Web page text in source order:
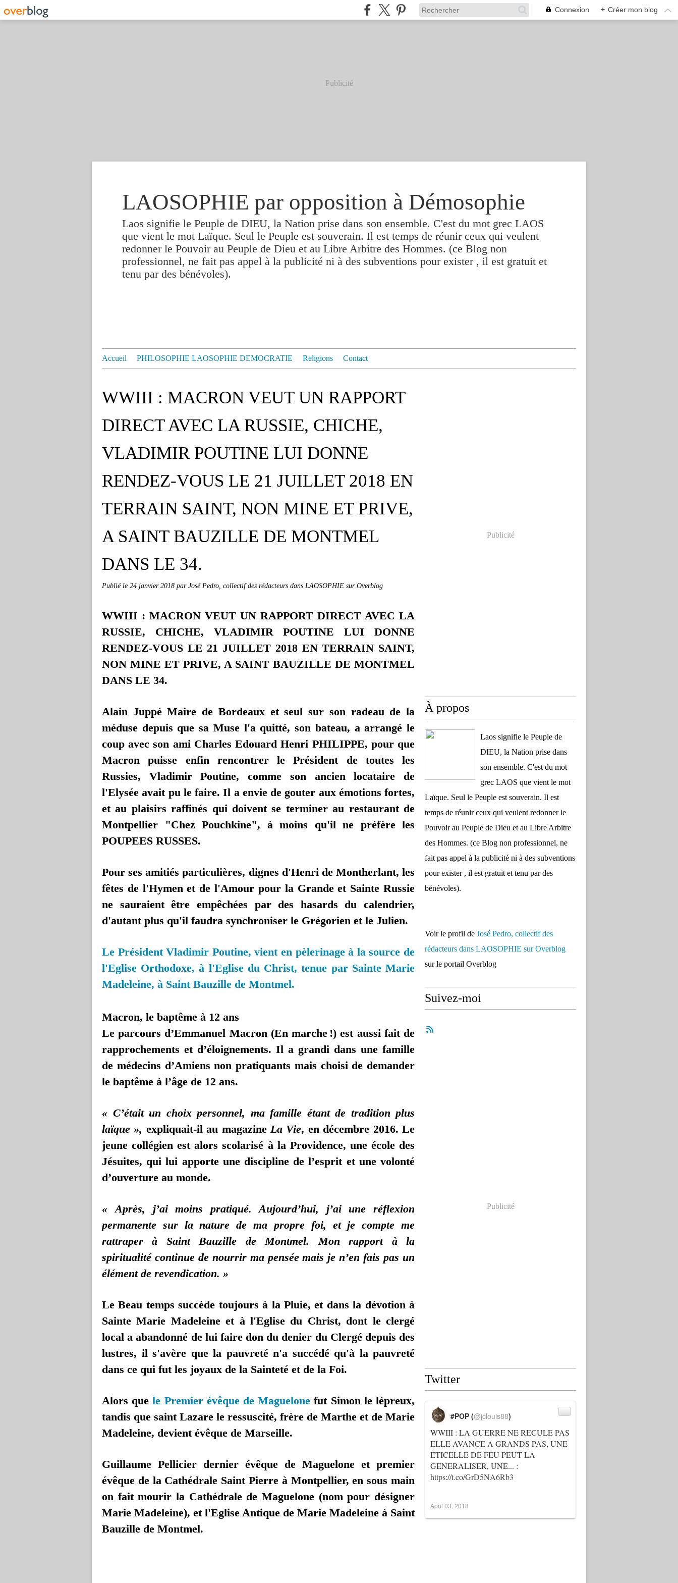
Connexion + Créer mon blog
Publicité
LAOSOPHIE par opposition à Démosophie
Laos signifie le Peuple de DIEU, la Nation prise dans son ensemble. C'est du mot grec LAOS
que vient le mot Laïque. Seul le Peuple est souverain. Il est temps de réunir ceux qui veulent
redonner le Pouvoir au Peuple de Dieu et au Libre Arbitre des Hommes. (ce Blog non
professionnel, ne fait pas appel à la publicité ni à des subventions pour exister , il est gratuit et
tenu par des bénévoles).
Accueil PHILOSOPHIE LAOSOPHIE DEMOCRATIE Religions Contact
WWIII : MACRON VEUT UN RAPPORT
DIRECT AVEC LA RUSSIE, CHICHE,
VLADIMIR POUTINE LUI DONNE
RENDEZ-VOUS LE 21 JUILLET 2018 EN
TERRAIN SAINT, NON MINE ET PRIVE,
A SAINT BAUZILLE DE MONTMEL
DANS LE 34.
Publié le 24 janvier 2018 par José Pedro, collectif des rédacteurs dans LAOSOPHIE sur Overblog
WWIII : MACRON VEUT UN RAPPORT DIRECT AVEC LA
RUSSIE, CHICHE, VLADIMIR POUTINE LUI DONNE
RENDEZ-VOUS LE 21 JUILLET 2018 EN TERRAIN SAINT,
NON MINE ET PRIVE, A SAINT BAUZILLE DE MONTMEL
DANS LE 34.
Alain Juppé Maire de Bordeaux et seul sur son radeau de la
méduse depuis que sa Muse l'a quitté, son bateau, a arrangé le
coup avec son ami Charles Edouard Henri PHILIPPE, pour que
Macron puisse enfin rencontrer le Président de toutes les
Russies, Vladimir Poutine, comme son ancien locataire de
l'Elysée avait pu le faire. Il a envie de gouter aux émotions fortes,
et au plaisirs raffinés qui doivent se terminer au restaurant de
Montpellier "Chez Pouchkine", à moins qu'il ne préfère les
POUPEES RUSSES.
Pour ses amitiés particulières, dignes d'Henri de Montherlant, les
fêtes de l'Hymen et de l'Amour pour la Grande et Sainte Russie
ne sauraient être empêchées par des hasards du calendrier,
d'autant plus qu'il faudra synchroniser le Grégorien et le Julien.
Le Président Vladimir Poutine, vient en pèlerinage à la source de
l'Eglise Orthodoxe, à l'Eglise du Christ, tenue par Sainte Marie
Madeleine, à Saint Bauzille de Montmel.
Macron, le baptême à 12 ans
Le parcours d’Emmanuel Macron (En marche !) est aussi fait de
rapprochements et d’éloignements. Il a grandi dans une famille
de médecins d’Amiens non pratiquants mais choisi de demander
le baptême à l’âge de 12 ans.
« C’était un choix personnel, ma famille étant de tradition plus
laïque », expliquait-il au magazineLa Vie, en décembre 2016. Le
jeune collégien est alors scolarisé à la Providence, une école des
Jésuites, qui lui apporte une discipline de l’esprit et une volonté
d’ouverture au monde.
« Après, j’ai moins pratiqué. Aujourd’hui, j’ai une réflexion
permanente sur la nature de ma propre foi, et je compte me
rattraper à Saint Bauzille de Montmel. Mon rapport à la
spiritualité continue de nourrir ma pensée mais je n’en fais pas un
élément de revendication. »
Le Beau temps succède toujours à la Pluie, et dans la dévotion à
Sainte Marie Madeleine et à l'Eglise du Christ, dont le clergé
local a abandonné de lui faire don du denier du Clergé depuis des
lustres, il s'avère que la pauvreté n'a succédé qu'à la pauvreté
dans ce qui fut les joyaux de la Sainteté et de la Foi.
Alors que le Premier évêque de Maguelone fut Simon le lépreux,
tandis que saint Lazare le ressuscité, frère de Marthe et de Marie
Madeleine, devient évêque de Marseille.
Guillaume Pellicier dernier évêque de Maguelone et premier
évêque de la Cathédrale Saint Pierre à Montpellier, en sous main
on fait mourir la Cathédrale de Maguelone (nom pour désigner
Marie Madeleine), et l'Eglise Antique de Marie Madeleine à Saint
Bauzille de Montmel.
Publicité
À propos
Laos signifie le Peuple de
DIEU, la Nation prise dans
son ensemble. C'est du mot
grec LAOS que vient le mot
Laïque. Seul le Peuple est souverain. Il est
temps de réunir ceux qui veulent redonner le
Pouvoir au Peuple de Dieu et au Libre Arbitre
des Hommes. (ce Blog non professionnel, ne
fait pas appel à la publicité ni à des subventions
pour exister , il est gratuit et tenu par des
bénévoles).
Voir le profil de José Pedro, collectif des
rédacteurs dans LAOSOPHIE sur Overblog
sur le portail Overblog
Suivez-moi
Publicité
Twitter
WWIII : LA GUERRE NE RECULE PAS
ELLE AVANCE A GRANDS PAS, UNE
ETICELLE DE FEU PEUT LA
GENERALISER, UNE... :
https://t.co/GrD5NA6Rb3
#POP (@jclouis88)
April 03, 2018